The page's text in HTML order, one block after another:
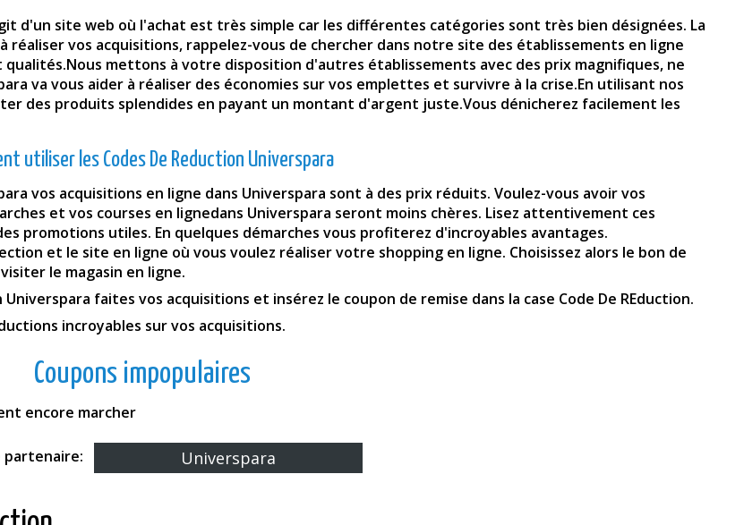
d'un site web où l'achat est très simple car les différentes catégories sont très bien désignées. La
vos acquisitions, rappelez-vous de chercher dans notre site des établissements en ligne
mettons à votre disposition d'autres établissements avec des prix magnifiques, ne
va vous aider à réaliser des économies sur vos emplettes et survivre à la crise.En utilisant nos
des produits splendides en payant un montant d'argent juste.Vous dénicherez facilement les
utiliser les Codes De Reduction Universpara
vos acquisitions en ligne dans Universpara sont à des prix réduits. Voulez-vous avoir vos
et vos courses en lignedans Universpara seront moins chères. Lisez attentivement ces
promotions utiles. En quelques démarches vous profiterez d'incroyables avantages.
et le site en ligne où vous voulez réaliser votre shopping en ligne. Choisissez alors le bon de
le magasin en ligne.
faites vos acquisitions et insérez le coupon de remise dans la case Code De REduction.
incroyables sur vos acquisitions.
Coupons impopulaires
encore marcher
partenaire: Universpara